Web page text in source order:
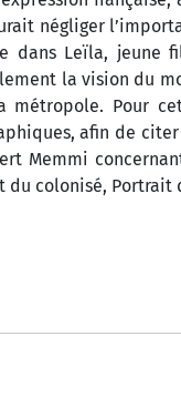
négliger
Leïla, jeune
la vision du
Pour
afin de
Memmi
colonisé,